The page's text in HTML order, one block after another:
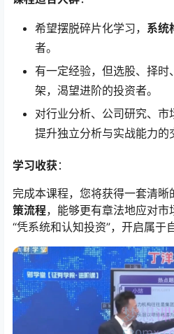
希望摆脱碎片化学习， 系统
者。
有一定经验，但选股、择
架，渴望进阶的投资者。
对行业分析、公司研究、
提升独立分析与实战能力的
学习收获：
完成本课程，您将获得一套清晰
策流程，能够更有章法地应对市
“凭系统和认知投资”，开启属于